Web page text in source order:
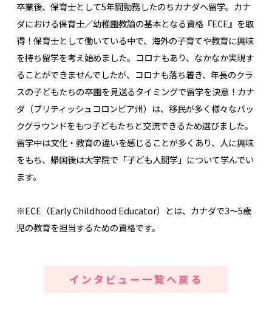
卒業後、保育士として5年間勤務したのちカナダへ留学。カナ
ダにおける保育士／幼稚園教諭の基本となる資格『ECE』を取
得！保育士として働いている中で、海外の子育てや教育に興味
を持ち留学を考え始めました。コロナもあり、なかなか実現す
ることができませんでしたが、コロナも落ち着き、年長のクラ
スの子どもたちの卒園を見送るタイミングで留学を決意！カナ
ダ（ブリティッシュコロンビア州）は、移民が多く様々なバッ
クグラウンドをもつ子どもたちと交流できるため選びました。
留学中は文化・教育の違いを感じることが多くあり、人に興味
をもち、帰国後は大学院で「子ども人間学」について学んでい
ます。
※ECE（Early Childhood Educator）とは、カナダで3～5歳
児の教育を担当するための資格です。
インタビュー一覧へ戻る